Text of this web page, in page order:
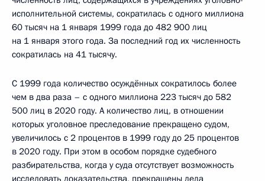
исполнительной системы, сократилась с одного миллиона
60 тысяч на 1 января 1999 года до 482 900 лиц
на 1 января этого года. За последний год их численность
сократилась на 41 тысячу.
С 1999 года количество осуждённых сократилось более
чем в два раза – с одного миллиона 223 тысяч до 582
500 лиц в 2020 году. А количество лиц, в отношении
которых уголовное преследование прекращено судом,
увеличилось с 2 процентов в 1999 году до 25 процентов
в 2020 году. При этом в особом порядке судебного
разбирательства, когда у суда отсутствует возможность
исследовать доказательства, прекращены дела